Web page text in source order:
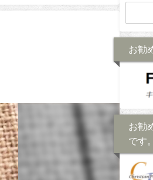
お勧
お勧
です。